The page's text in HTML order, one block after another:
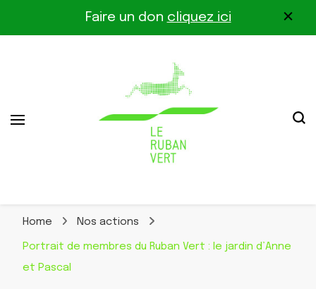
Faire un don cliquez ici
Le Ruban Vert
Home Nos actions
Portrait de membres du Ruban Vert : le jardin d’Anne
et Pascal